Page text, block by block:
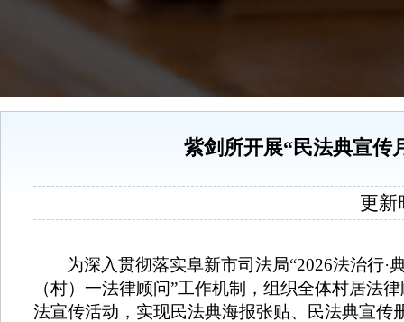
紫剑所开展“民法典宣传
更新
为深入贯彻落实阜新市司法局“2026法治行·
（村）一法律顾问”工作机制，组织全体村居法
法宣传活动，实现民法典海报张贴、 民法典宣传